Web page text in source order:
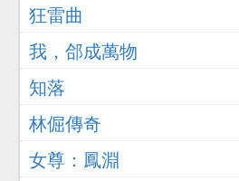
狂雷曲
我，郃成萬物
知落
林倔傳奇
女尊：鳳淵